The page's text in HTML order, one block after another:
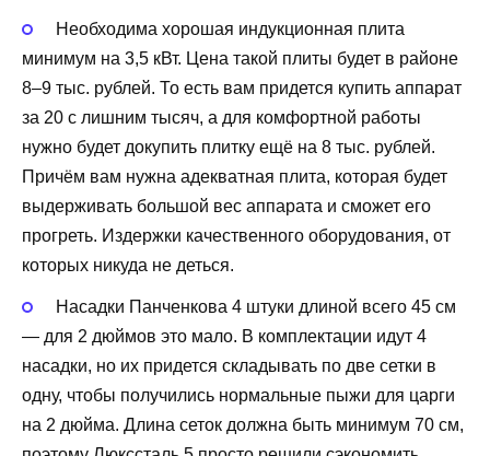
Необходима хорошая индукционная плита
минимум на 3,5 кВт. Цена такой плиты будет в районе
8–9 тыс. рублей. То есть вам придется купить аппарат
за 20 с лишним тысяч, а для комфортной работы
нужно будет докупить плитку ещё на 8 тыс. рублей.
Причём вам нужна адекватная плита, которая будет
выдерживать большой вес аппарата и сможет его
прогреть. Издержки качественного оборудования, от
которых никуда не деться.
Насадки Панченкова 4 штуки длиной всего 45 см
— для 2 дюймов это мало. В комплектации идут 4
насадки, но их придется складывать по две сетки в
одну, чтобы получились нормальные пыжи для царги
на 2 дюйма. Длина сеток должна быть минимум 70 см,